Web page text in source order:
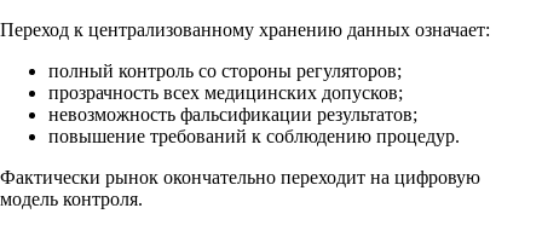
Переход к централизованному хранению данных означает:
полный контроль со стороны регуляторов;
прозрачность всех медицинских допусков;
невозможность фальсификации результатов;
повышение требований к соблюдению процедур.
Фактически рынок окончательно переходит на цифровую
модель контроля.